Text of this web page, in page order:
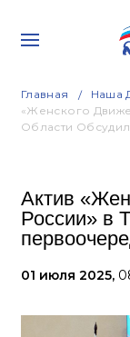
Главная Наша
«Женского
Области
Актив
России» в
01 июля 2025,